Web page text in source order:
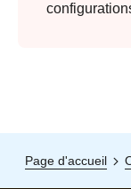
Page d'accueil